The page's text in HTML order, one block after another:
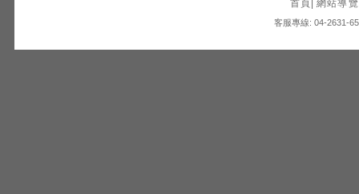
首頁 網站導覽
客服專線: 04-2631-